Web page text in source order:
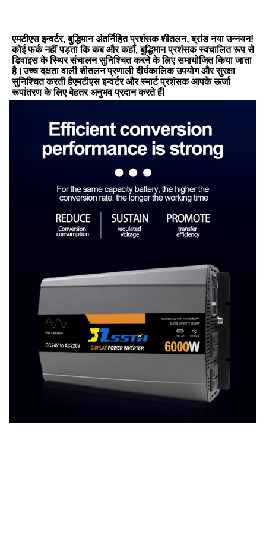
एमटीएस इन्वर्टर, बुद्धिमान अंतर्निहित प्रशंसक शीतलन, ब्रांड नया उन्नयन!
कोई फर्क नहीं पड़ता कि कब और कहाँ, बुद्धिमान प्रशंसक स्वचालित रूप से
डिवाइस के स्थिर संचालन सुनिश्चित करने के लिए समायोजित किया जाता
है।उच्च दक्षता वाली शीतलन प्रणाली दीर्घकालिक उपयोग और सुरक्षा
सुनिश्चित करती हैएमटीएस इन्वर्टर और स्मार्ट प्रशंसक आपके ऊर्जा
रूपांतरण के लिए बेहतर अनुभव प्रदान करते हैं!